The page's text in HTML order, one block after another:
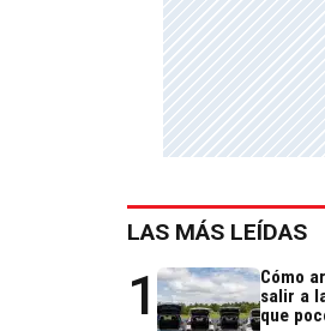
LAS MÁS LEÍDAS
1
Cómo
salir a
que